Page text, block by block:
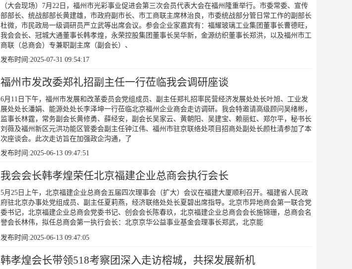
（大会现场）7月22日，福州市光彩事业促进会第三次会员代表大会在福州隆重举行。市委常委、宣传
部部长、统战部部长黄建雄，市政府副市长、市工商联主席林治良，市委统战部分管日常工作的副部长
杜微，市民政局一级调研员严立武等出席会议。参会企业家嘉宾有：福耀玻璃工业集团董事长曹德旺，
我会会长、冠城大通董事长韩孝煌，永荣控股集团董事长吴华新，金源纺织董事长郑洪，以及福州市工
商联（总商会）专兼职副主席（副会长）、
发布时间:2025-07-31 09:54:17
福州市发改委郑礼招副主任一行莅临我会调研座谈
6月11日下午，福州市发展和改革委员会党组成员、副主任郑礼招率民营经济发展处处长叶旭、工业发
展处处长潘娟、能源处处长李泽坤一行莅临北京福州企业商会走访调研。我会特邀请高级顾问吴绪彬，
监事长林霆，常务副会长黄修勇、薛经安，副会长吴家云、黄朝阳、吴建宝、赖丽虹、郑尔平，秘书长
刘薇及福州新区元洪功能区管委会副主任钟江伟、福州市驻京联络处项目招商处副处长颜杜清参加了本
次座谈会。此次走访旨在加强政企沟通，了
发布时间:2025-06-13 09:47:51
我会会长韩孝煌荣任北京福建企业总商会执行会长
5月25日上午，北京福建企业总商会五届四次理事会（扩大）会议在福建大厦顺利召开。福建省人民政
府驻北京办事处党组成员、副主任夏莉燕，经济联络处处长夏碧出席指导。北京市异地商会第一联合党
委书记，北京福建企业总商会党委书记、创会会长陈春玖，北京福建企业总商会会长施锦珊，总商会名
誉会长林伟，拟任总商会第一执行会长：北京京华公益事业基金会理事长郑武，北京能
发布时间:2025-06-13 09:47:05
韩孝煌会长带领518考察团深入走访榕城，共探发展新机